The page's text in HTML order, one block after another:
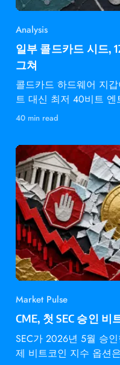
Analysis
일부 콜드카드 시드,
그쳐
콜드카드 하드웨어 지
트 대신 최저 40비트 엔
했습니다.
40 min read
Market Pulse
CME, 첫 SEC 승인 비
SEC가 2026년 5월 승
제 비트코인 지수 옵션